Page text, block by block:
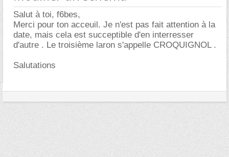
Salut à toi, f6bes,
Merci pour ton acceuil. Je n'est pas fait attention à la
date, mais cela est succeptible d'en interresser
d'autre . Le troisième laron s'appelle CROQUIGNOL .
Salutations